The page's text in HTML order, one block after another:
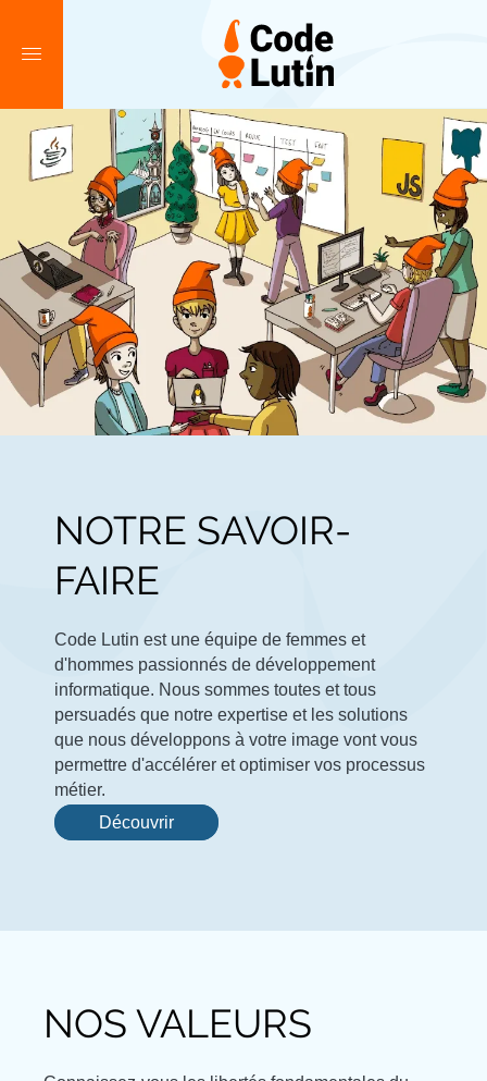
NOTRE SAVOIR-
FAIRE
Code Lutin est une équipe de femmes et
d'hommes passionnés de développement
informatique. Nous sommes toutes et tous
persuadés que notre expertise et les solutions
que nous développons à votre image vont vous
permettre d'accélérer et optimiser vos processus
métier.
Découvrir
NOS VALEURS